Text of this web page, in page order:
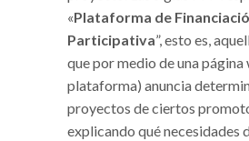
«Plataforma de
Participativa”, esto es,
que por medio de una página
plataforma) anuncia
proyectos de ciertos
explicando qué necesidades